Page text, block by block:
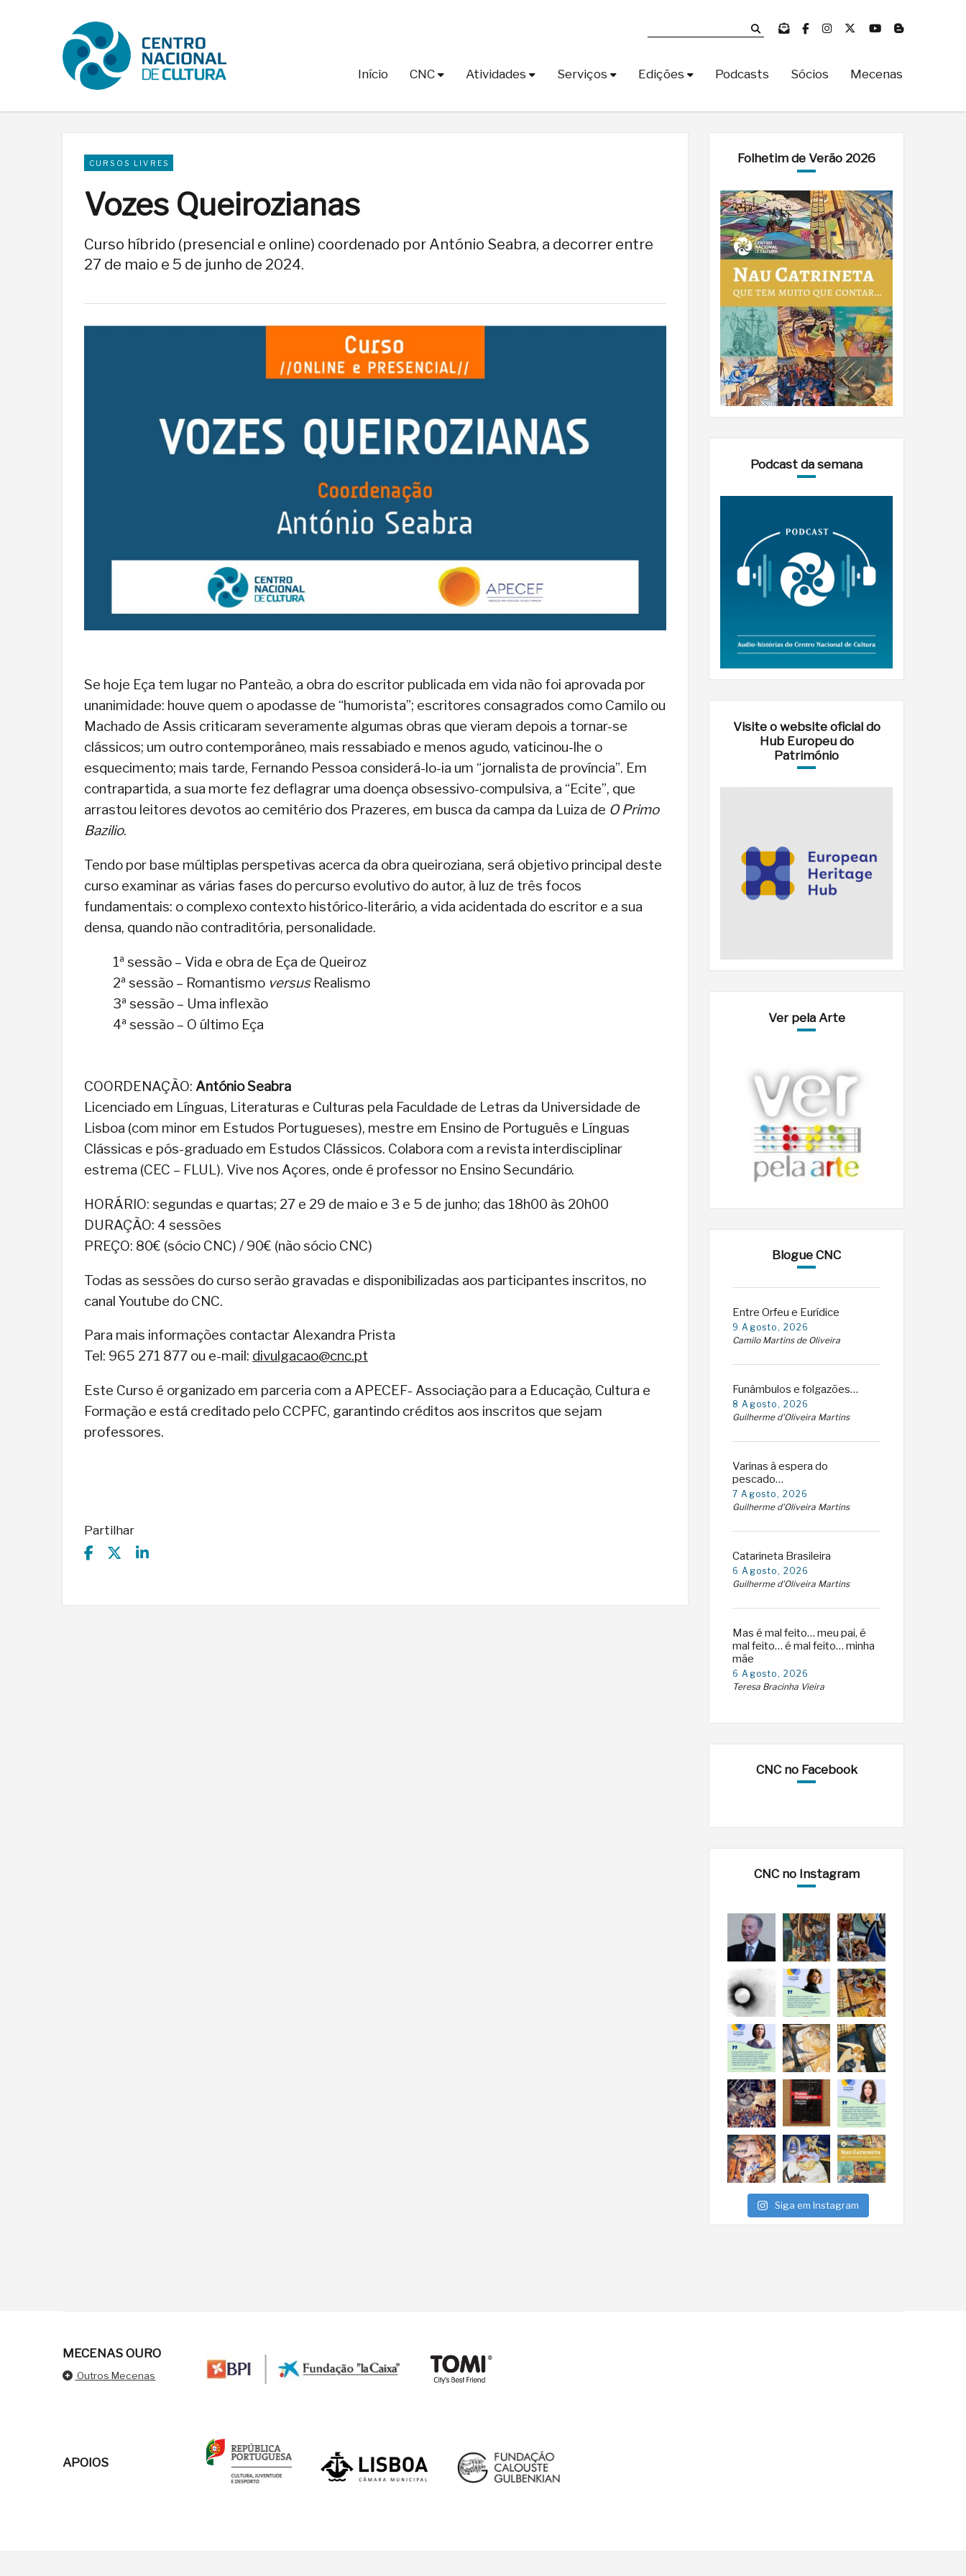
Início CNC Atividades Serviços Edições Podcasts Sócios Mecenas
CURSOS LIVRES
Vozes Queirozianas
Curso híbrido (presencial e online) coordenado por António Seabra, a decorrer entre
27 de maio e 5 de junho de 2024.
Se hoje Eça tem lugar no Panteão, a obra do escritor publicada em vida não foi aprovada por
unanimidade: houve quem o apodasse de “humorista”; escritores consagrados como Camilo ou
Machado de Assis criticaram severamente algumas obras que vieram depois a tornar-se
clássicos; um outro contemporâneo, mais ressabiado e menos agudo, vaticinou-lhe o
esquecimento; mais tarde, Fernando Pessoa considerá-lo-ia um “jornalista de província”. Em
contrapartida, a sua morte fez deflagrar uma doença obsessivo-compulsiva, a “Ecite”, que
arrastou leitores devotos ao cemitério dos Prazeres, em busca da campa da Luiza de O Primo
Bazilio.
Tendo por base múltiplas perspetivas acerca da obra queiroziana, será objetivo principal deste
curso examinar as várias fases do percurso evolutivo do autor, à luz de três focos
fundamentais: o complexo contexto histórico-literário, a vida acidentada do escritor e a sua
densa, quando não contraditória, personalidade.
1ª sessão – Vida e obra de Eça de Queiroz
2ª sessão – Romantismo versusRealismo
3ª sessão – Uma inflexão
4ª sessão – O último Eça
COORDENAÇÃO: António Seabra
Licenciado em Línguas, Literaturas e Culturas pela Faculdade de Letras da Universidade de
Lisboa (com minor em Estudos Portugueses), mestre em Ensino de Português e Línguas
Clássicas e pós-graduado em Estudos Clássicos. Colabora com a revista interdisciplinar
estrema (CEC – FLUL). Vive nos Açores, onde é professor no Ensino Secundário.
HORÁRIO: segundas e quartas; 27 e 29 de maio e 3 e 5 de junho; das 18h00 às 20h00
DURAÇÃO: 4 sessões
PREÇO: 80€ (sócio CNC) / 90€ (não sócio CNC)
Todas as sessões do curso serão gravadas e disponibilizadas aos participantes inscritos, no
canal Youtube do CNC.
Para mais informações contactar Alexandra Prista
Tel: 965 271 877 ou e-mail: divulgacao@cnc.pt
Este Curso é organizado em parceria com a APECEF- Associação para a Educação, Cultura e
Formação e está creditado pelo CCPFC, garantindo créditos aos inscritos que sejam
professores.
Partilhar
Folhetim de Verão 2026
Podcast da semana
Visite o website oficial do
Hub Europeu do
Património
Ver pela Arte
Blogue CNC
Entre Orfeu e Eurídice
9 Agosto, 2026
Camilo Martins de Oliveira
Funâmbulos e folgazões…
8 Agosto, 2026
Guilherme d'Oliveira Martins
Varinas à espera do
pescado…
7 Agosto, 2026
Guilherme d'Oliveira Martins
Catarineta Brasileira
6 Agosto, 2026
Guilherme d'Oliveira Martins
Mas é mal feito… meu pai, é
mal feito… é mal feito… minha
mãe
6 Agosto, 2026
Teresa Bracinha Vieira
CNC no Facebook
CNC no Instagram
Siga em Instagram
MECENAS OURO
Outros Mecenas
APOIOS